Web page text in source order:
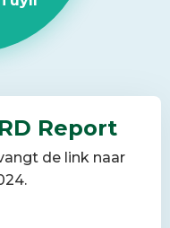
Report
de link naar